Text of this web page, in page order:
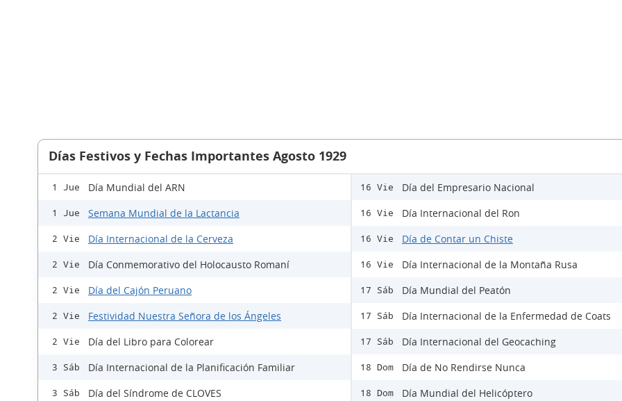
Días Festivos y Fechas Importantes Agosto 1929
1 Jue Día Mundial del ARN
1 Jue Semana Mundial de la Lactancia
2 Vie Día Internacional de la Cerveza
2 Vie Día Conmemorativo del Holocausto Romaní
2 Vie Día del Cajón Peruano
2 Vie Festividad Nuestra Señora de los Ángeles
2 Vie Día del Libro para Colorear
3 Sáb Día Internacional de la Planificación Familiar
3 Sáb Día del Síndrome de CLOVES
16 Vie Día del Empresario Nacional
16 Vie Día Internacional del Ron
16 Vie Día de Contar un Chiste
16 Vie Día Internacional de la Montaña Rusa
17 Sáb Día Mundial del Peatón
17 Sáb Día Internacional de la Enfermedad de Coats
17 Sáb Día Internacional del Geocaching
18 Dom Día de No Rendirse Nunca
18 Dom Día Mundial del Helicóptero